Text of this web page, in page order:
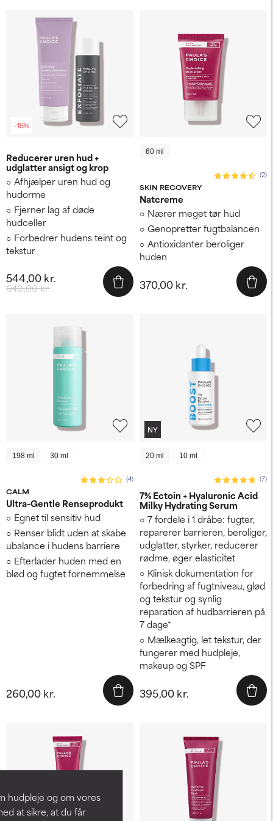
hudpleje og om vores
at sikre, at du får
60 ml
SKIN RECOVERY
(2)
Natcreme
Nærer meget tør hud
Genopretter fugtbalancen
Antioxidanter beroliger
huden
370,00 kr.
198 ml 30 ml
CALM
(4)
Ultra-Gentle Renseprodukt
Egnet til sensitiv hud
Renser blidt uden at skabe
ubalance i hudens barriere
Efterlader huden med en
blød og fugtet fornemmelse
260,00 kr.
NY
20 ml 10 ml
(7)
7% Ectoin + Hyaluronic Acid
Milky Hydrating Serum
7 fordele i 1 dråbe: fugter,
reparerer barrieren, beroliger,
udglatter, styrker, reducerer
rødme, øger elasticitet
Klinisk dokumentation for
forbedring af fugtniveau, glød
og tekstur og synlig
reparation af hudbarrieren på
7 dage*
Mælkeagtig, let tekstur, der
fungerer med hudpleje,
makeup og SPF
395,00 kr.
-15%
Reducerer uren hud +
udglatter ansigt og krop
Afhjælper uren hud og
hudorme
Fjerner lag af døde
hudceller
Forbedrer hudens teint og
tekstur
640,00 kr.
544,00 kr.